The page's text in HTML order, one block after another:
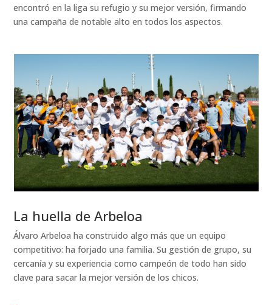
encontró en la liga su refugio y su mejor versión, firmando
una campaña de notable alto en todos los aspectos.
La huella de Arbeloa
Álvaro Arbeloa ha construido algo más que un equipo
competitivo: ha forjado una familia. Su gestión de grupo, su
cercanía y su experiencia como campeón de todo han sido
clave para sacar la mejor versión de los chicos.